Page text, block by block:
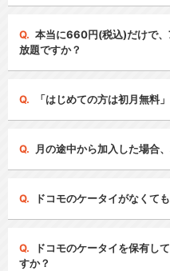
本当に660円(税込)だけで
放題ですか？
「はじめての方は初月無料
月の途中から加入した場合
ドコモのケータイがなくて
ドコモのケータイを保有し
すか？